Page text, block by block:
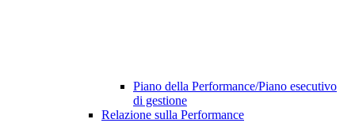
Piano della Performance/Piano esecutivo
di gestione
Relazione sulla Performance